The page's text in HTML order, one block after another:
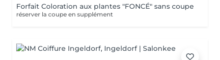
Forfait Coloration aux plantes "FONCÉ" sans coupe
réserver la coupe en supplément